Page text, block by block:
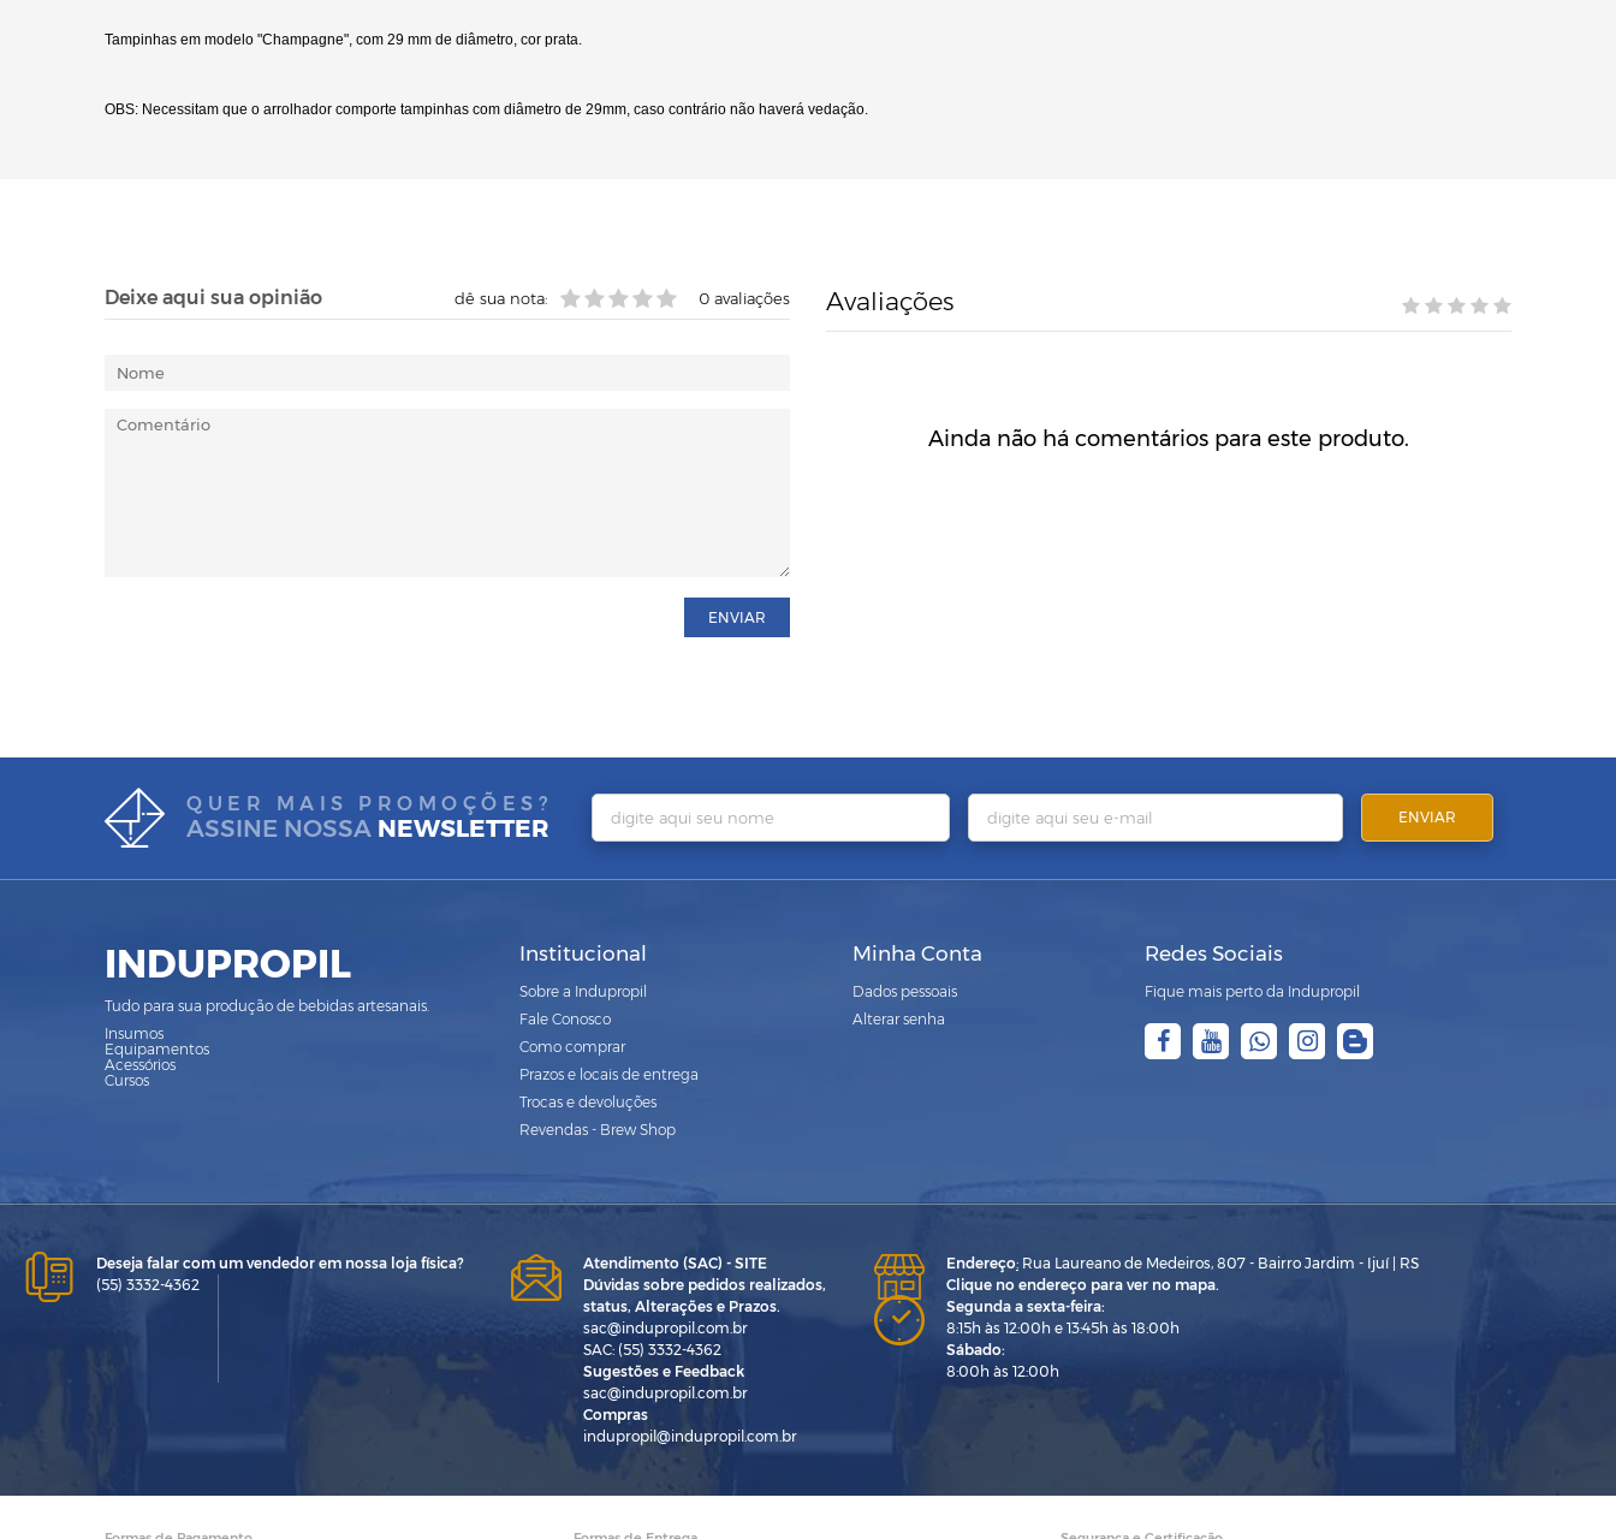
Tampinhas em modelo "Champagne", com 29 mm de diâmetro, cor prata.
OBS: Necessitam que o arrolhador comporte tampinhas com diâmetro de 29mm, caso contrário não haverá vedação.
Deixe aqui sua opinião 0 avaliações
dê sua nota:
ENVIAR
Avaliações
Ainda não há comentários para este produto.
QUER MAIS PROMOÇÕES?
ASSINE NOSSA NEWSLETTER
INDUPROPIL
Tudo para sua produção de bebidas artesanais.
Insumos
Equipamentos
Acessórios
Cursos
Institucional
Sobre a Indupropil
Fale Conosco
Como comprar
Prazos e locais de entrega
Trocas e devoluções
Revendas - Brew Shop
Minha Conta
Dados pessoais
Alterar senha
Redes Sociais
Fique mais perto da Indupropil
Deseja falar com um vendedor em nossa loja física?
(55) 3332-4362
Atendimento (SAC) - SITE
Dúvidas sobre pedidos realizados,
status, Alterações e Prazos.
sac@indupropil.com.br
SAC: (55) 3332-4362
Sugestões e Feedback
sac@indupropil.com.br
Compras
indupropil@indupropil.com.br
Endereço: Rua Laureano de Medeiros, 807 - Bairro Jardim - Ijuí | RS
Clique no endereço para ver no mapa.
Segunda a sexta-feira:
8:15h às 12:00h e 13:45h às 18:00h
Sábado:
8:00h às 12:00h